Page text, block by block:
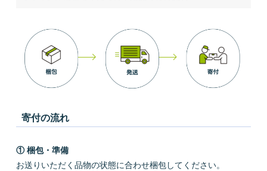
寄付の流れ
① 梱包・準備
お送りいただく品物の状態に合わせ梱包してください。